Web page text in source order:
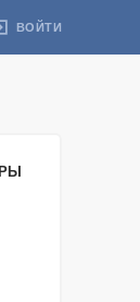
ВОЙТИ